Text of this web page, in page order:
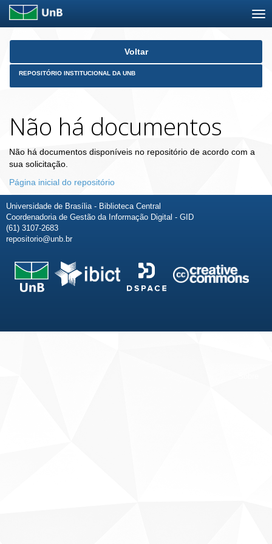
Skip
Voltar
REPOSITÓRIO INSTITUCIONAL DA UNB
Não há documentos
Não há documentos disponíveis no repositório de acordo com a
sua solicitação.
Página inicial do repositório
Universidade de Brasília - Biblioteca Central
Coordenadoria de Gestão da Informação Digital - GID
(61) 3107-2683
repositorio@unb.br